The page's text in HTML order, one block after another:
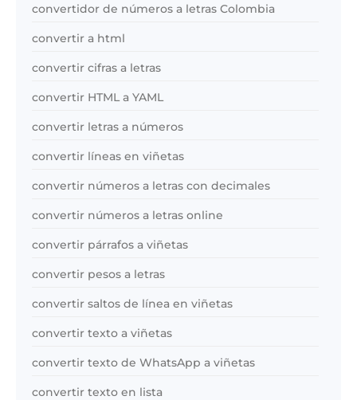
convertidor de números a letras Colombia
convertir a html
convertir cifras a letras
convertir HTML a YAML
convertir letras a números
convertir líneas en viñetas
convertir números a letras con decimales
convertir números a letras online
convertir párrafos a viñetas
convertir pesos a letras
convertir saltos de línea en viñetas
convertir texto a viñetas
convertir texto de WhatsApp a viñetas
convertir texto en lista